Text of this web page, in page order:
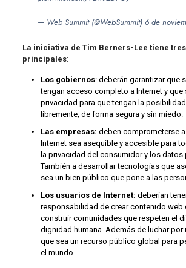
— Web Summit (@WebSummit) 6 de
La iniciativa de Tim Berners-Lee tiene
principales:
Los gobiernos: deberán garantizar que
tengan acceso completo a Internet y que
privacidad para que tengan la
libremente, de forma segura y sin miedo.
Las empresas: deben comprometerse
Internet sea asequible y accesible para
la privacidad del consumidor y los datos
También a desarrollar tecnologías que
sea un bien público que pone a las
Los usuarios de Internet: deberían
responsabilidad de crear contenido web
construir comunidades que respeten el
dignidad humana. Además de luchar por
que sea un recurso público global para
el mundo.